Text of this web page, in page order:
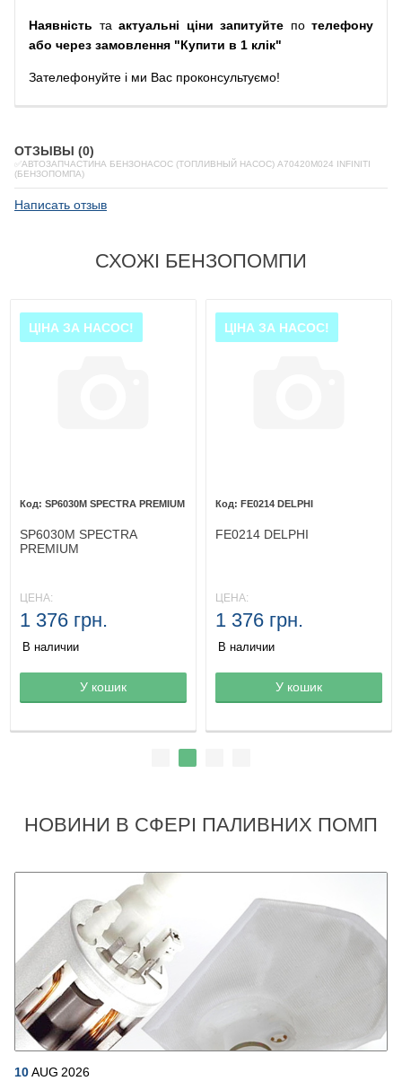
Наявність та актуальні ціни запитуйте по телефону
або через замовлення "Купити в 1 клік"
Зателефонуйте і ми Вас проконсультуємо!
ОТЗЫВЫ (0)
✅АВТОЗАПЧАСТИНА БЕНЗОНАСОС (ТОПЛИВНЫЙ НАСОС) A70420M024 INFINITI
(БЕНЗОПОМПА)
Написать отзыв
СХОЖІ БЕНЗОПОМПИ
Товар в корзине
ЦІНА ЗА НАСОС!
SP6030M SPECTRA PREMIUM
SP6030M SPECTRA
PREMIUM
ЦЕНА:
1 376 грн.
В наличии
У кошик Товар в корзине
ЦІНА ЗА НАСОС!
FE0214 DELPHI
FE0214 DELPHI
ЦЕНА:
1 376 грн.
В наличии
У кошик
НОВИНИ В СФЕРІ ПАЛИВНИХ ПОМП
10AUG 2026